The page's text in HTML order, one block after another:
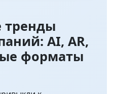
тренды
AI, AR,
форматы